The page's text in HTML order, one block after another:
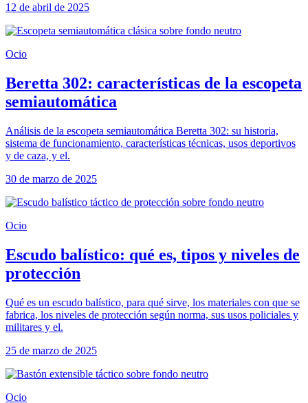
12 de abril de 2025
Ocio
Beretta 302: características de la escopeta
semiautomática
Análisis de la escopeta semiautomática Beretta 302: su historia,
sistema de funcionamiento, características técnicas, usos deportivos
y de caza, y el.
30 de marzo de 2025
Ocio
Escudo balístico: qué es, tipos y niveles de
protección
Qué es un escudo balístico, para qué sirve, los materiales con que se
fabrica, los niveles de protección según norma, sus usos policiales y
militares y el.
25 de marzo de 2025
Ocio